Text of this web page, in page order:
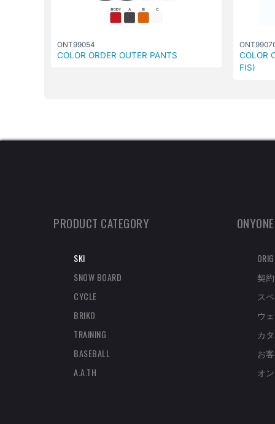
ONT99054
COLOR ORDER OUTER PANTS
COLOR
FIS)
PRODUCT CATEGORY
SKI
SNOW BOARD
CYCLE
BRIKO
TRAINING
BASEBALL
A.A.TH
契
ス
ウ
カ
お
オ